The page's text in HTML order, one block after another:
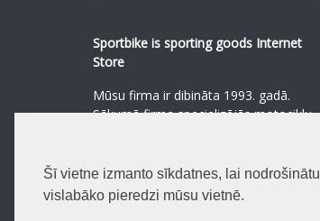
Šī vietne izmanto sīkdatnes, lai nodrošinātu
vislabāko pieredzi mūsu vietnē.
Sportbike is sporting goods Internet
Store
Mūsu firma ir dibināta 1993. gadā.
Sākumā firma specializējās motociklu,
Lasīt vairāk
0